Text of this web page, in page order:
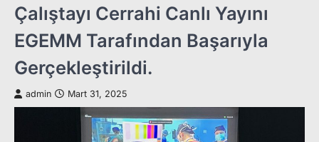
Çalıştayı Cerrahi Canlı Yayını
EGEMM Tarafından Başarıyla
Gerçekleştirildi.
admin Mart 31, 2025